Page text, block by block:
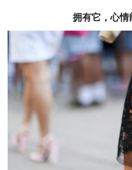
拥有它，心情